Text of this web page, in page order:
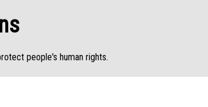
people's human rights.